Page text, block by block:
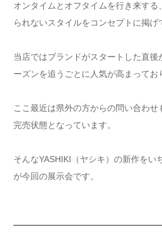
オンタイムとオフタイムを行き来す
られないスタイルをコンセプトに掲げ
当店ではブランドがスタートした直後
ーズンを追うごとに人気が高まってお
ここ最近は県外の方からの問い合わ
完売状態となっています。
そんなYASHIKI（ヤシキ）の新作をい
が今回の展示会です。